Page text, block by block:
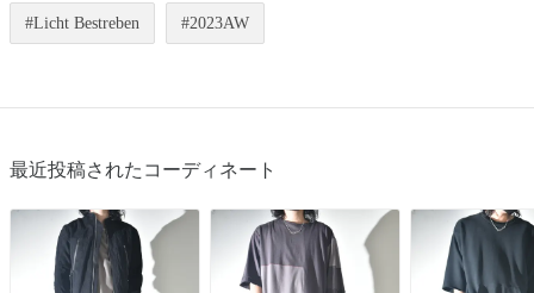
Licht Bestreben 2023AW
最近投稿されたコーディネート